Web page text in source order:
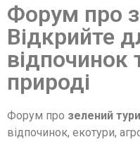
Форум про
Відкрийте
відпочинок
природі
Форум про зелений
відпочинок, екотури,